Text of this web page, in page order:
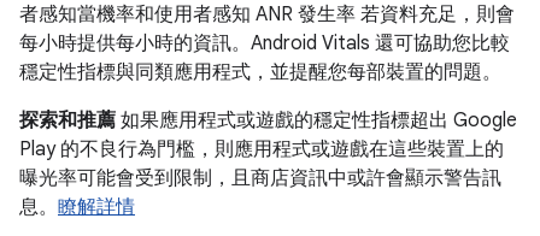
者感知當機率和使用者感知 ANR 發生率 若資料充足，則會
每小時提供每小時的資訊。Android Vitals 還可協助您比較
穩定性指標與同類應用程式，並提醒您每部裝置的問題。
探索和推薦 如果應用程式或遊戲的穩定性指標超出 Google
Play 的不良行為門檻，則應用程式或遊戲在這些裝置上的
曝光率可能會受到限制，且商店資訊中或許會顯示警告訊
息。 瞭解詳情